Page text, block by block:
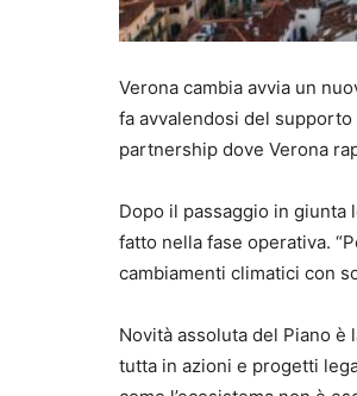
Verona cambia avvia un
fa avvalendosi del
partnership dove Verona
Dopo il passaggio in
fatto nella fase operativa.
cambiamenti climatici con
Novità assoluta del Piano è
tutta in azioni e progetti